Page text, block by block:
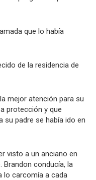
que lo había
de la residencia de
mejor atención para su
protección y que
su padre se había ido en
visto a un anciano en
Brandon conducía, la
lo carcomía a cada